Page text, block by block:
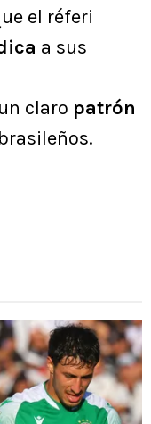
el réferi
a sus
claro patrón